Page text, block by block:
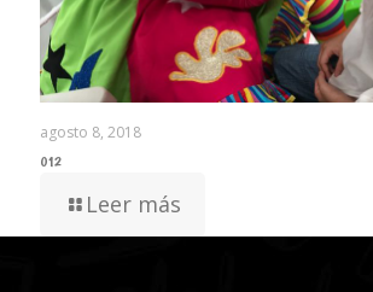
agosto 8, 2018
012
Leer más